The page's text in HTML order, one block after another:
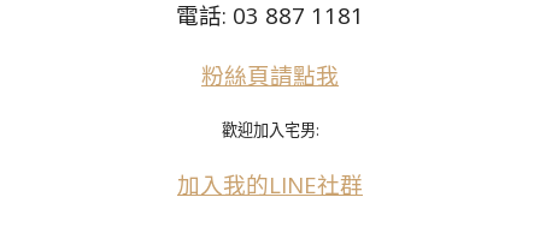
電話: 03 887 1181
粉絲頁請點我
歡迎加入宅男:
加入我的LINE社群